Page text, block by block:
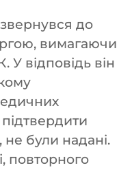
до
вимагаючи
відповідь він
не були надані.
повторного